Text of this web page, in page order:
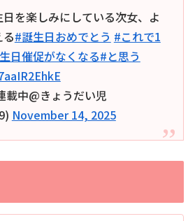
を楽しみにしている次女、よ
#誕生日おめでとう #これで1
日催促がなくなる#と思う
中@きょうだい児
November 14, 2025